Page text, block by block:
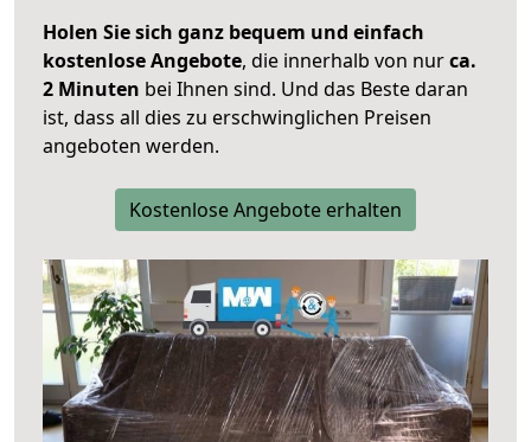
Holen Sie sich ganz bequem und einfach
kostenlose Angebote, die innerhalb von nurca.
2 Minuten bei Ihnen sind. Und das Beste daran
ist, dass all dies zu erschwinglichen Preisen
angeboten werden.
Kostenlose Angebote erhalten